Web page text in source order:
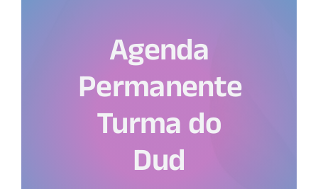
Agenda
Permanente
Turma do
Dud